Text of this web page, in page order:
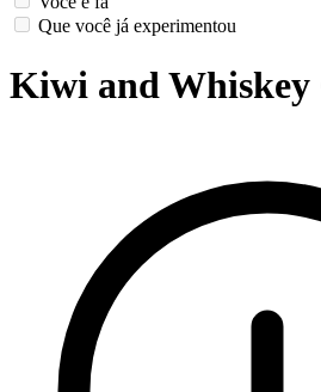
Que você já experimentou
Kiwi and Whiskey